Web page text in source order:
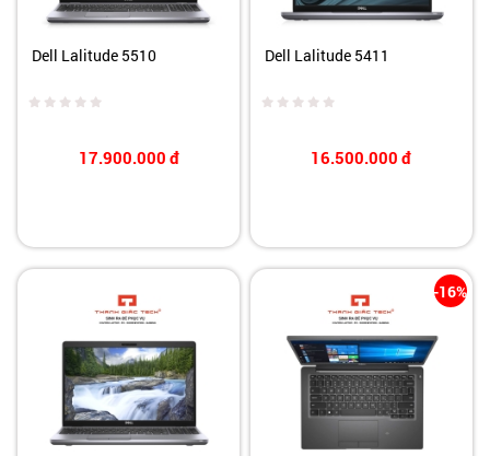
Dell Lalitude 5510
17.900.000 đ
Dell Lalitude 5411
16.500.000 đ
-16%